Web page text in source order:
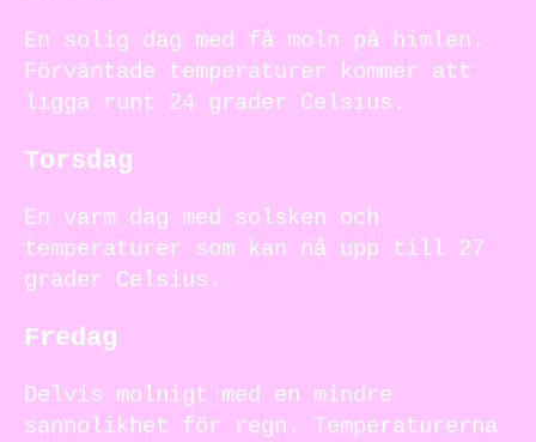
En solig dag med få moln på himlen.
Förväntade temperaturer kommer att
ligga runt 24 grader Celsius.
Torsdag
En varm dag med solsken och
temperaturer som kan nå upp till 27
grader Celsius.
Fredag
Delvis molnigt med en mindre
sannolikhet för regn. Temperaturerna